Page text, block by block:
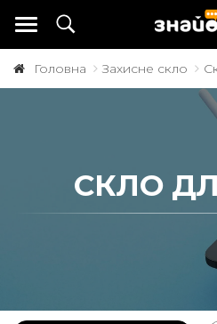
Головна Захисне скло
СКЛО